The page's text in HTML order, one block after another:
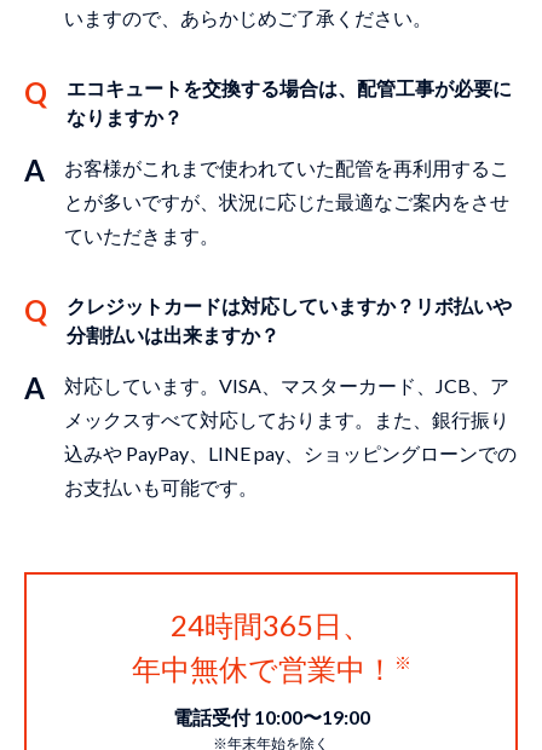
いますので、あらかじめご了承ください。
エコキュートを交換する場合は、配管⼯事が必要に
なりますか？
お客様がこれまで使われていた配管を再利⽤するこ
とが多いですが、状況に応じた最適なご案内をさせ
ていただきます。
クレジットカードは対応していますか？リボ払いや
分割払いは出来ますか？
対応しています。VISA、マスターカード、JCB、ア
メックスすべて対応しております。また、銀⾏振り
込みや PayPay、LINE pay、ショッピングローンでの
お⽀払いも可能です。
24時間365日、
年中無休で営業中！
電話受付 10:00〜19:00
※年末年始を除く